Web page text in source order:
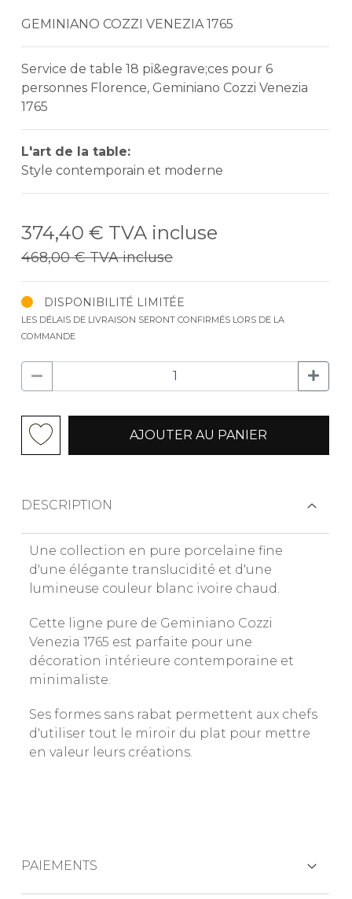
GEMINIANO COZZI VENEZIA 1765
Service de table 18 pi&egrave;ces pour 6
personnes Florence, Geminiano Cozzi Venezia
1765
L'art de la table:
Style contemporain et moderne
374,40 € TVA incluse
468,00 €TVA incluse
DISPONIBILITÉ LIMITÉE
LES DÉLAIS DE LIVRAISON SERONT CONFIRMÉS LORS DE LA
COMMANDE
AJOUTER AU PANIER
DESCRIPTION
Une collection en pure porcelaine fine
d'une élégante translucidité et d'une
lumineuse couleur blanc ivoire chaud.
Cette ligne pure de Geminiano Cozzi
Venezia 1765 est parfaite pour une
décoration intérieure contemporaine et
minimaliste.
Ses formes sans rabat permettent aux chefs
d'utiliser tout le miroir du plat pour mettre
en valeur leurs créations.
PAIEMENTS